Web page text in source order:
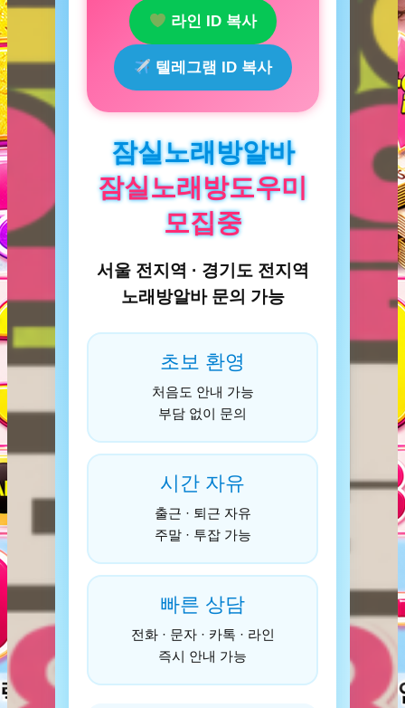
라인 ID 복사
텔레그램 ID 복사
잠실노래방알바
잠실노래방도우미
모집중
서울 전지역 · 경기도 전지역
노래방알바 문의 가능
초보 환영
처음도 안내 가능
부담 없이 문의
시간 자유
출근 · 퇴근 자유
주말 · 투잡 가능
빠른 상담
전화 · 문자 · 카톡 · 라인
즉시 안내 가능